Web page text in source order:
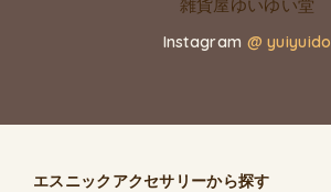
Instagram @ yuiyuido
エスニックアクセサリーから探す